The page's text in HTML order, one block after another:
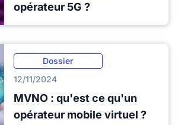
opérateur 5G ?
Dossier
12/11/2024
MVNO : qu'est ce qu'un
opérateur mobile virtuel ?